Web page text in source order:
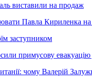
виставили на продаж
Павла Кириленка
заступником
примусову евакуацію
чому Валерій